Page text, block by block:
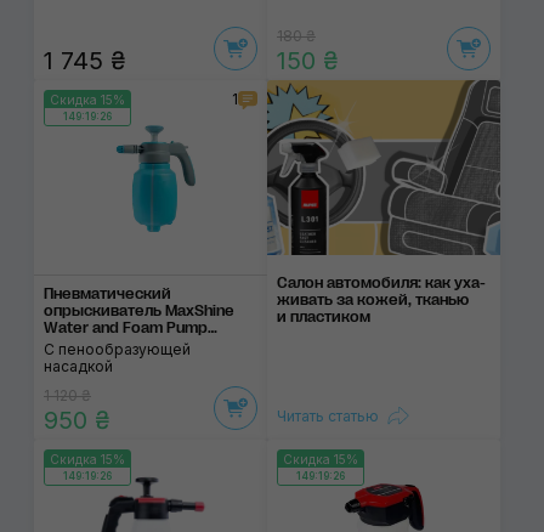
1 745 ₴
180 ₴
150 ₴
Скидка 15%
149:19:25
1
Пневматический
опрыскиватель MaxShine
Water and Foam Pump
Sprayer
С пенообразующей
насадкой
1 120 ₴
950 ₴
Салон автомобиля: как уха­
жи­вать за ко­жей, тка­нью
и пла­сти­ком
Читать статью
Скидка 15%
149:19:25
Скидка 15%
149:19:25